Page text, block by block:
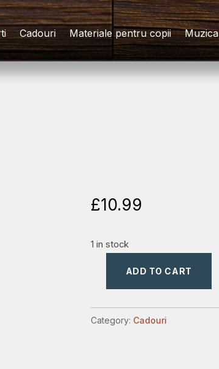
Cadouri Materiale pentru copii Muzica
£10.99
1 in stock
ADD TO CART
Category: Cadouri